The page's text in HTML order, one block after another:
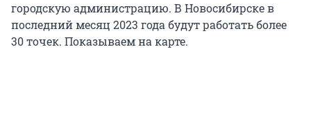
городскую администрацию. В Новосибирске в
последний месяц 2023 года будут работать более
30 точек. Показываем на карте.